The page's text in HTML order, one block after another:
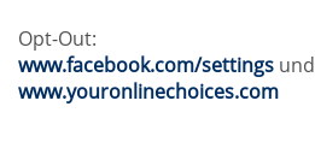
Opt-Out:
www.facebook.com/settings und
www.youronlinechoices.com